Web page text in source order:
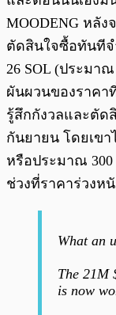
MOODENG หลัง
ตัดสินใจซื้อทันทีจ
26 SOL (ประมา
ผันผวนของราคา
รู้สึกกังวลและตัด
กันยายน โดยเขา
หรือประมาณ
ช่วงที่ราคาร่วงห
What an
The 21M
is now